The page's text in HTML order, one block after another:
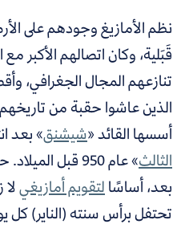
نظم الأمازيغ وجودهم على
قَبَلية، وكان اتصالهم الأكبر
تنازعهم المجال الجغرافي،
الذين عاشوا حقبة من
أسسها القائد «شيشنق»بعد
الثالث»
عام 950 قبل
بعد، أساسًالتقويم أمازيغيلا
تحتفل برأس سنته (الناير) كل يوم 12 من شهر